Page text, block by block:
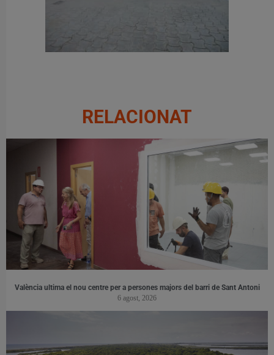
RELACIONAT
València ultima el nou centre per a persones majors del barri de Sant Antoni
6 agost, 2026